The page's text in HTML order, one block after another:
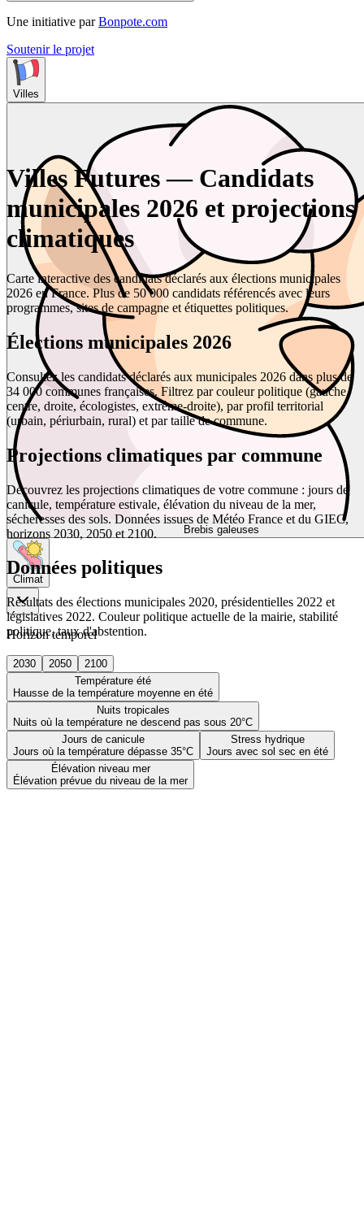
Une initiative par Bonpote.com
Soutenir le projet
Villes
Brebis galeuses
Climat
Horizon temporel
2030 2050
2100
Température été
Hausse de la température moyenne en été
Nuits tropicales
Nuits où la température ne descend pas sous 20°C
Jours de canicule
Jours où la température dépasse 35°C
Stress hydrique
Jours avec sol sec en été
Élévation niveau mer
Élévation prévue du niveau de la mer
Villes Futures — Candidats
municipales 2026 et projections
climatiques
Carte interactive des candidats déclarés aux élections municipales
2026 en France. Plus de 50 000 candidats référencés avec leurs
programmes, sites de campagne et étiquettes politiques.
Élections municipales 2026
Consultez les candidats déclarés aux municipales 2026 dans plus de
34 000 communes françaises. Filtrez par couleur politique (gauche,
centre, droite, écologistes, extrême-droite), par profil territorial
(urbain, périurbain, rural) et par taille de commune.
Projections climatiques par commune
Découvrez les projections climatiques de votre commune : jours de
canicule, température estivale, élévation du niveau de la mer,
sécheresses des sols. Données issues de Météo France et du GIEC,
horizons 2030, 2050 et 2100.
Données politiques
Résultats des élections municipales 2020, présidentielles 2022 et
législatives 2022. Couleur politique actuelle de la mairie, stabilité
politique, taux d'abstention.